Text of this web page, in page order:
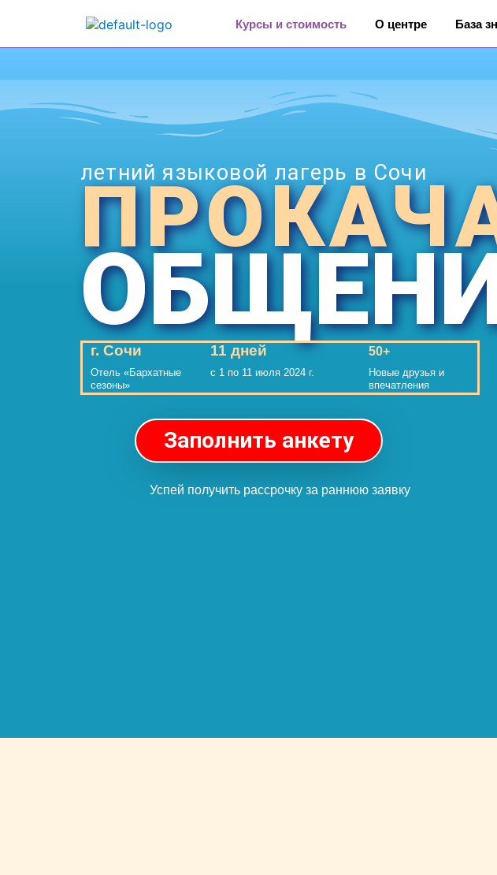
Курсы и стоимость О центре База
летний языковой лагерь в Сочи
г. Сочи
Отель «Бархатные
сезоны»
11 дней
с 1 по 11 июля 2024 г.
50+
Новые друзья и
впечатления
Заполнить анкету
Успей получить рассрочку за раннюю заявку